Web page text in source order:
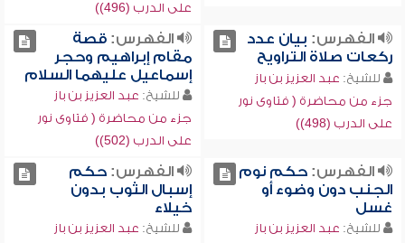
على الدرب (496))
الفهرس: بيان عدد
ركعات صلاة التراويح
للشيخ: عبد العزيز بن باز
جزء من محاضرة ( فتاوى نور
على الدرب (498))
الفهرس:قصة
مقام إبراهيم وحجر
إسماعيل عليهما السلام
للشيخ: عبد العزيز بن باز
جزء من محاضرة ( فتاوى نور
على الدرب (502))
الفهرس:حكم نوم
الجنب دون وضوء أو
غسل
للشيخ: عبد العزيز بن باز
الفهرس:حكم
إسبال الثوب بدون
خيلاء
للشيخ: عبد العزيز بن باز